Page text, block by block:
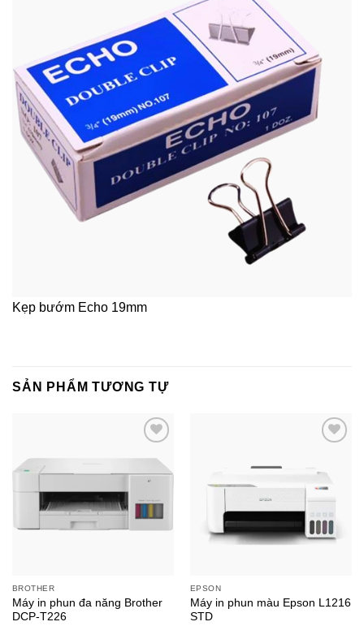
Kẹp bướm Echo 19mm
SẢN PHẨM TƯƠNG TỰ
BROTHER
Máy in phun đa năng Brother
DCP-T226
EPSON
Máy in phun màu Epson L1216
STD